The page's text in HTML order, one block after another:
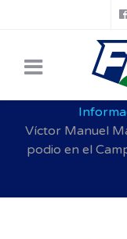
Víctor Manuel
podio en el